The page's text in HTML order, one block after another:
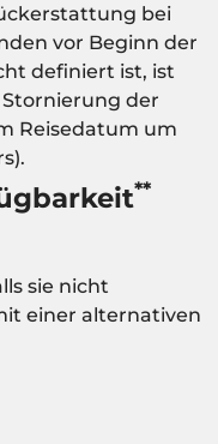
bei
vor Beginn der
definiert ist, ist
der
Reisedatum um
**
sie nicht
einer alternativen